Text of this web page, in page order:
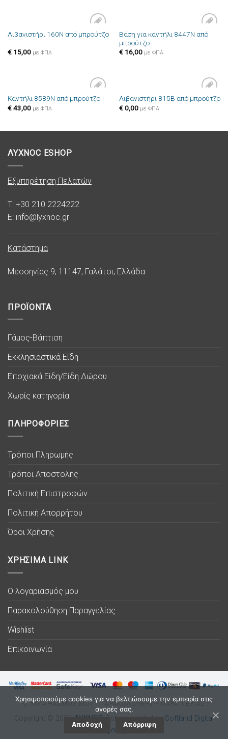
Πρόσθήκη
Λιβανιστήρι 160N από μπρούτζο
€15,00 με ΦΠΑ
Πρόσθήκη
Βάση για καντήλι 8447N από
μπρούτζο
€16,00 με ΦΠΑ
Πρόσθήκη
Καντήλι 8589N από μπρούτζο
€43,00 με ΦΠΑ
Πρόσθήκη
Λιβανιστήρι 815B από μπρούτζο
€0,00 με ΦΠΑ
ΛΥΧΝΟC ESHOP
Εξυπηρέτηση Πελατών
T: +30 210 2224222
E: info@lyxnoc.gr
Κατάστημα
Μεσσηνίας 9, 11147, Γαλάτσι, Ελλάδα
ΠΡΟΪΟΝΤΑ
Γάμος-Βάπτιση
Εκκλησιαστικά Είδη
Εποχιακά Είδη/Είδη Δώρου
Χωρίς κατηγορία
ΠΛΗΡΟΦΟΡΙΕΣ
Τρόποι Πληρωμής
Τρόποι Αποστολής
Πολιτική Επιστροφών
Πολιτική Απορρήτου
Όροι Χρήσης
ΧΡΗΣΙΜΑ LINK
Ο λογαριασμός μου
Παρακολούθηση Παραγγελίας
Wishlist
Επικοινωνία
Ο ΛΟΓΑΡΙΑΣΜΟΣ ΜΟΥ ΠΑΡΑΚΟΛΟΥΘΗΣΗ ΠΑΡΑΓΓΕΛΙΑΣ
Copyright © 2026 ΛΥΧΝΟC . Eshop created by Softland Digital
Agency.
Χρησιμοποιούμε cookies για να βελτιώσουμε την εμπειρία στις
αγορές σας.
Αποδοχή Απόρριψη